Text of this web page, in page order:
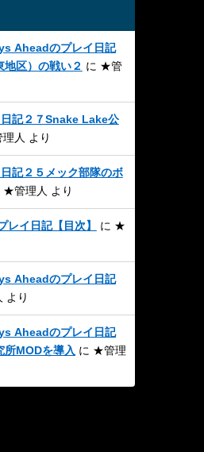
Aheadのプレイ日記
地区）の戦い２ に ★管
記２７Snake Lake公
人 より
記２５メック部隊のボ
★管理人 より
イ日記【目次】 に ★
Aheadのプレイ日記
より
Aheadのプレイ日記
所MODを導入 に ★管理